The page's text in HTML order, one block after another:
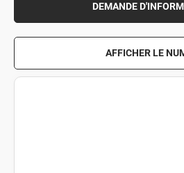
DEMANDE
AFFICHER LE